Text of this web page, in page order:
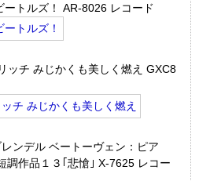
ートルズ！ AR-8026 レコード
ッチ みじかくも美しく燃え GXC8
ンデル ベートーヴェン：ピア
調作品１３｢悲愴｣ X-7625 レコー